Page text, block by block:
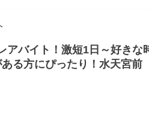
アバイト！激短1日～好きな
る方にぴったり！水天宮前